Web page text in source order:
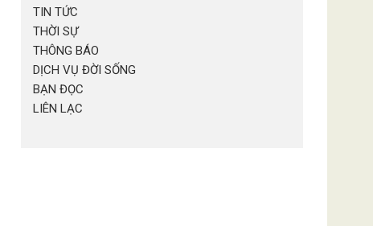
TIN TỨC
THỜI SỰ
THÔNG BÁO
DỊCH VỤ ĐỜI SỐNG
BẠN ĐỌC
LIÊN LẠC